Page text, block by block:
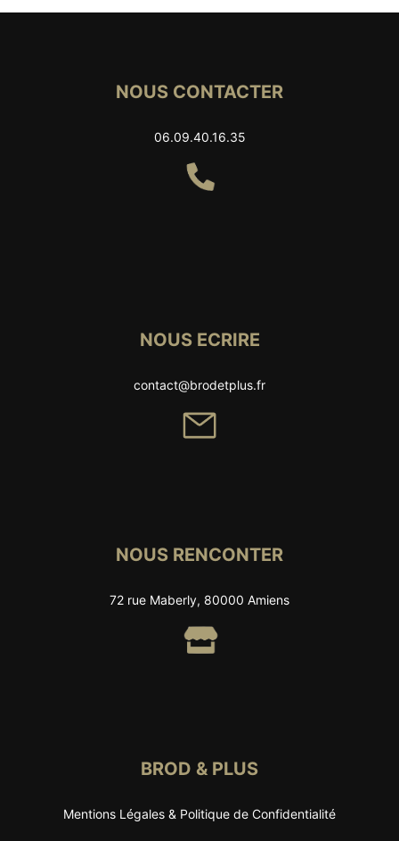
NOUS CONTACTER
06.09.40.16.35
NOUS ECRIRE
contact@brodetplus.fr
NOUS RENCONTER
72 rue Maberly, 80000 Amiens
BROD & PLUS
Mentions Légales & Politique de Confidentialité